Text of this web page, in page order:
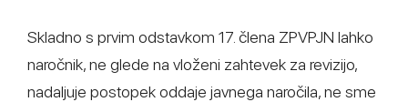
Skladno s prvim odstavkom 17. člena ZPVPJN lahko
naročnik, ne glede na vloženi zahtevek za revizijo,
nadaljuje postopek oddaje javnega naročila, ne sme